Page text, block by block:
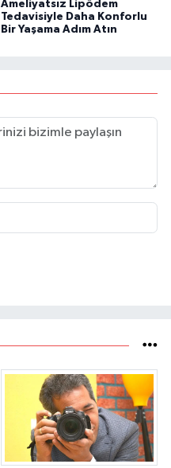
Ameliyatsız Lipödem
Tedavisiyle Daha Konforlu
Bir Yaşama Adım Atın